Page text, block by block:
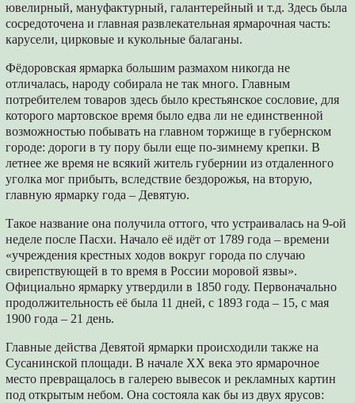
ювелирный, мануфактурный, галантерейный и т.д. Здесь была
сосредоточена и главная развлекательная ярмарочная часть:
карусели, цирковые и кукольные балаганы.
Фёдоровская ярмарка большим размахом никогда не
отличалась, народу собирала не так много. Главным
потребителем товаров здесь было крестьянское сословие, для
которого мартовское время было едва ли не единственной
возможностью побывать на главном торжище в губернском
городе: дороги в ту пору были еще по-зимнему крепки. В
летнее же время не всякий житель губернии из отдаленного
уголка мог прибыть, вследствие бездорожья, на вторую,
главную ярмарку года – Девятую.
Такое название она получила оттого, что устраивалась на 9-ой
неделе после Пасхи. Начало её идёт от 1789 года – времени
«учреждения крестных ходов вокруг города по случаю
свирепствующей в то время в России моровой язвы».
Официально ярмарку утвердили в 1850 году. Первоначально
продолжительность её была 11 дней, с 1893 года – 15, с мая
1900 года – 21 день.
Главные действа Девятой ярмарки происходили также на
Сусанинской площади. В начале XX века это ярмарочное
место превращалось в галерею вывесок и рекламных картин
под открытым небом. Она состояла как бы из двух ярусов: